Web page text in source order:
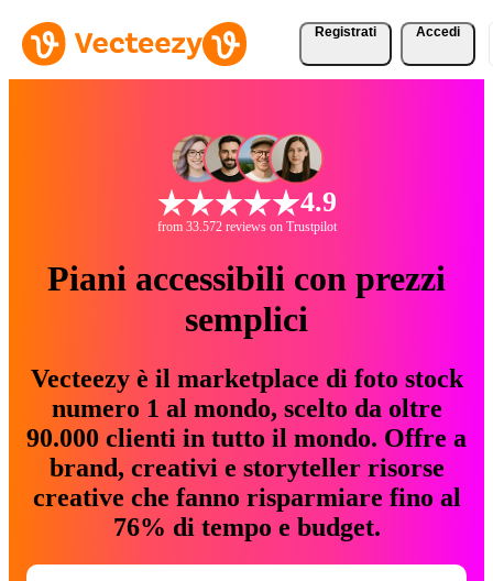
Registrati Accedi
4.9
from 33.572 reviews on Trustpilot
Piani accessibili con prezzi
semplici
Vecteezy è il marketplace di foto stock
numero 1 al mondo, scelto da oltre
90.000 clienti in tutto il mondo. Offre a
brand, creativi e storyteller risorse
creative che fanno risparmiare fino al
76% di tempo e budget.